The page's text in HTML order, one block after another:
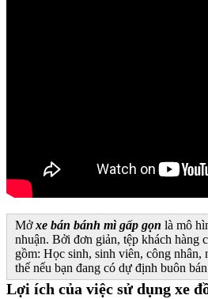
Mởxe bán bánh mì gấp gọn là mô
nhuận. Bởi đơn giản, tệp khách hàng
gồm: Học sinh, sinh viên, công
thế nếu bạn đang có dự định buôn
Lợi ích của việc sử dụng xe